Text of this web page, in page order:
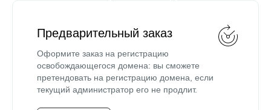
Предварительный заказ
Оформите заказ на регистрацию
освобождающегося домена: вы сможете
претендовать на регистрацию домена, если
текущий администратор его не продлит.